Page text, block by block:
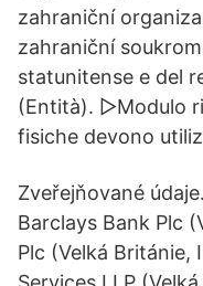
zahraniční
zahraniční
statunitense e del
(Entità). ▻Modulo
fisiche devono
Zveřejňované
Barclays Bank Plc
Plc (Velká Británie,